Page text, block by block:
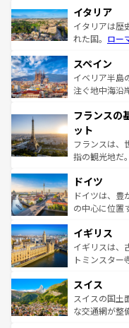
イタリア
イタリアは歴
れた国。 ロー
ろん、トスカ
景など、自然
ピザやパスタ
ませてくれる
なお、新着の
しい。
スペイン
イベリア半島
注ぐ地中海沿
文化が根付く
れる闘牛、そ
る。首都マド
アートに溢れ
せる。地方に
ンテンツ一覧
フランスの
ット
フランスは、
指の観光地だ
で、幅広い魅
聖堂、美しい
から魅了する
いる。シャン
香り高いラベ
らに、パリ以
れる地方に足
を参照してほ
ドイツ
ドイツは、豊
の中心に位置
顔を持つこの
ルリンの文化
してライン川
は、お酒好きな人
ドイツ情報は
イギリス
イギリスは、
トミンスター
リアごとに異
ティー、ビー
戦など、本場
スイス
スイスの国土
な交通網が整